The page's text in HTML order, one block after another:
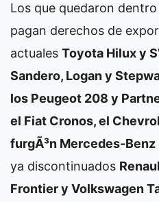
Los que quedaron
pagan derechos de
actuales Toyota Hilux y
Sandero, Logan y
los Peugeot 208 y
el Fiat Cronos, el
furgÃ³n Mercedes-
ya discontinuados
Frontier y Volkswagen